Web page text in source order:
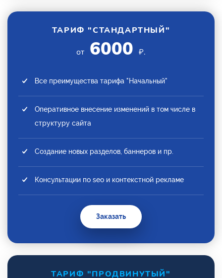
ТАРИФ "СТАНДАРТНЫЙ"
от 6000 ₽.
Все преимущества тарифа "Начальный"
Оперативное внесение изменений в том числе в
структуру сайта
Создание новых разделов, баннеров и пр.
Консультации по seo и контекстной рекламе
Заказать
ТАРИФ "ПРОДВИНУТЫЙ"